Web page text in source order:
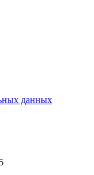
данных